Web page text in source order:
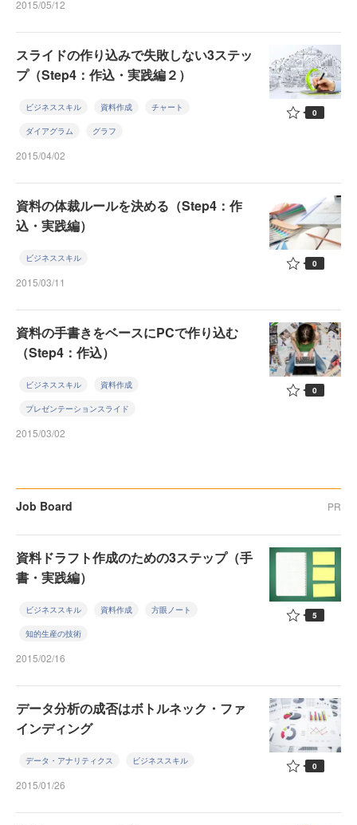
2015/05/12
スライドの作り込みで失敗しない3ステッ
プ（Step4：作込・実践編２）
ビジネススキル 資料作成 チャート
ダイアグラム グラフ
2015/04/02
0
資料の体裁ルールを決める（Step4：作
込・実践編）
ビジネススキル
2015/03/11
0
資料の手書きをベースにPCで作り込む
（Step4：作込）
ビジネススキル 資料作成
プレゼンテーションスライド
2015/03/02
0
Job Board PR
資料ドラフト作成のための3ステップ（手
書・実践編）
ビジネススキル 資料作成 方眼ノート
知的生産の技術
2015/02/16
5
データ分析の成否はボトルネック・ファ
インディング
データ・アナリティクス ビジネススキル
2015/01/26
0